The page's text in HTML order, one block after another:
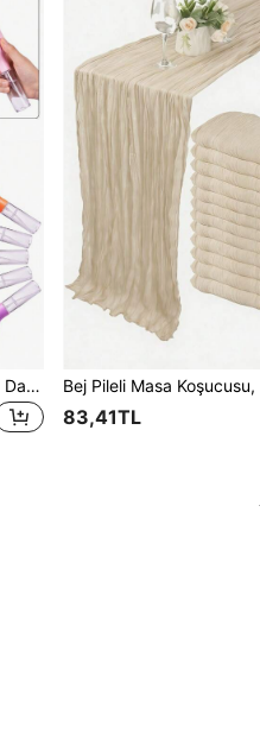
2'si 1 Arada Spreyli Saç Fırçası, Dahili Su Püskürtme Özellikli, Islak ve Kuru Saçlar İçin Uygun, Kıvırcık/Sert Saçlar ve Çocuklar İçin İdeal, İnce Sis, Yeniden Doldurulabilir, Antistatik Taşınabilir
83,41TL